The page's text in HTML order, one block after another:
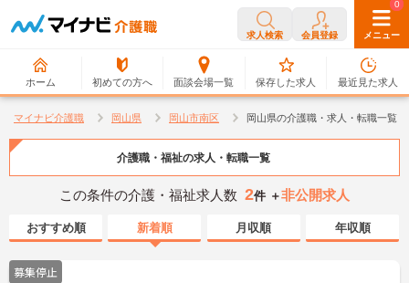
求人検索 会員登録 メニュー
ホーム 初めての方へ 面談会場一覧
0
保存した求人
0
最近見た求人
マイナビ介護職 岡山県 岡山市南区 岡山県の介護職・求人・転職一覧
介護職・福祉の求人・転職一覧
この条件の介護・福祉求人数 2件 ＋非公開求人
おすすめ順 新着順 月収順 年収順
募集停止